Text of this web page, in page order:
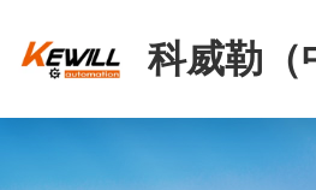
科威勒（